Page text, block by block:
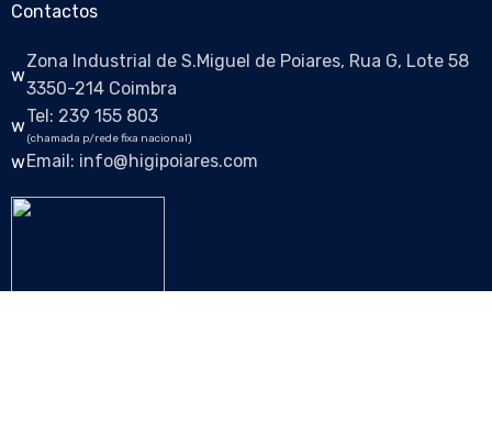
Contactos
Zona Industrial de S.Miguel de Poiares, Rua G, Lote 58
3350-214 Coimbra
Tel: 239 155 803
(chamada p/rede fixa nacional)
Email: info@higipoiares.com